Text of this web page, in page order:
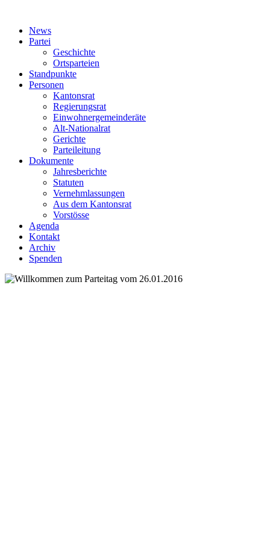
News
Partei
Geschichte
Ortsparteien
Standpunkte
Personen
Kantonsrat
Regierungsrat
Einwohnergemeinderäte
Alt-Nationalrat
Gerichte
Parteileitung
Dokumente
Jahresberichte
Statuten
Vernehmlassungen
Aus dem Kantonsrat
Vorstösse
Agenda
Kontakt
Archiv
Spenden